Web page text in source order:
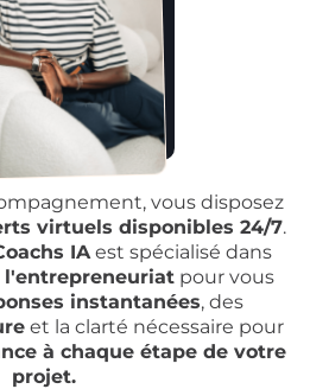
vous disposez
virtuels disponibles 24/7.
IAest spécialisé dans
l'entrepreneuriatpour vous
instantanées, des
et la clarté nécessaire pour
à chaque étape de votre
projet.